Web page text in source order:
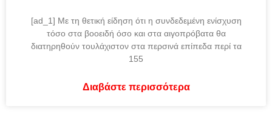
[ad_1] Με τη θετική είδηση ότι η συνδεδεµένη ενίσχυση
τόσο στα βοοειδή όσο και στα αιγοπρόβατα θα
διατηρηθούν τουλάχιστον στα περσινά επίπεδα περί τα
155
Διαβάστε περισσότερα